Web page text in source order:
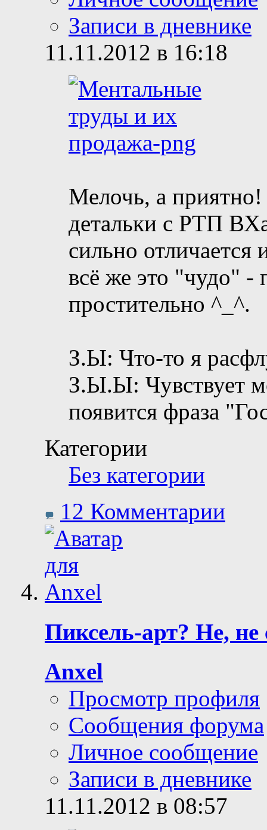
Записи в дневнике
11.11.2012 в 16:18
Мелочь, а
детальки с РТП
сильно отличается
всё же это "чудо" -
простительно ^_^.
З.Ы: Что-то я
З.Ы.Ы: Чувствует
появится фраза
Категории
Без категории
12 Комментарии
Пиксель-арт? Не,
Anxel
Просмотр профиля
Сообщения форума
Личное сообщение
Записи в дневнике
11.11.2012 в 08:57